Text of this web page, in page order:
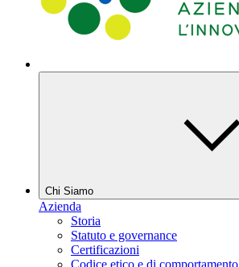
Chi Siamo
Azienda
Storia
Statuto e governance
Certificazioni
Codice etico e di comportamento